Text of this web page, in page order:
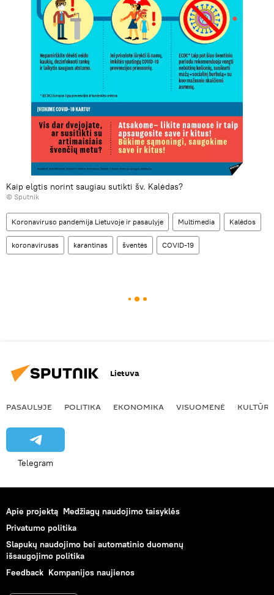
Kaip elgtis norint saugiau sutikti šv. Kalėdas?
© Sputnik
Koronaviruso pandemija Lietuvoje ir pasaulyje Multimedia Kalėdos
koronavirusas karantinas šventės COVID-19
Lietuva
PASAULYJE POLITIKA EKONOMIKA VISUOMENĖ KULTŪRA
Telegram
Apie projektą Medžiagų naudojimo taisyklės
Privatumo politika
Slapukų naudojimo bei automatinio duomenų
išsaugojimo politika
Feedback Kompanijos naujienos